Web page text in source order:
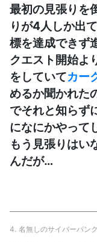
最初の見張りを
りが4人しか出
標を達成できず
クエスト開始よ
をしていてカー
めるか聞かれた
でそれと知らず
になにかやって
もう見張りはい
んだが…
4. 名無しのサイバーパンク